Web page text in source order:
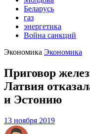
Беларусь
газ
энергетика
Война санкций
Экономика Экономика
Приговор
Латвия
и Эстонию
13 ноября 2019